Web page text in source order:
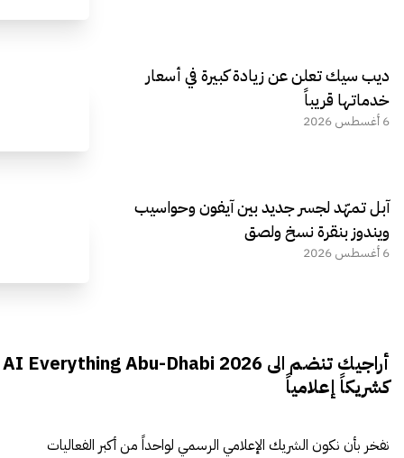
ديب سيك تعلن عن زيادة كبيرة في أسعار
خدماتها قريباً
6 أغسطس 2026
آبل تمهّد لجسر جديد بين آيفون وحواسيب
ويندوز بنقرة نسخ ولصق
6 أغسطس 2026
أراجيك تنضم الى AI Everything Abu-Dhabi 2026
كشريكاً إعلامياً
نفخر بأن نكون الشريك الإعلامي الرسمي لواحداً من أكبر الفعاليات